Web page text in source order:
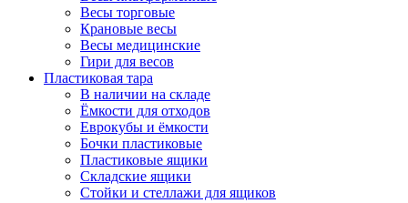
Весы торговые
Крановые весы
Весы медицинские
Гири для весов
Пластиковая тара
В наличии на складе
Ёмкости для отходов
Еврокубы и ёмкости
Бочки пластиковые
Пластиковые ящики
Складские ящики
Стойки и стеллажи для ящиков